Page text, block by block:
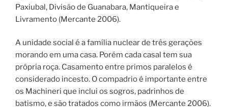
Paxiubal, Divisão de Guanabara, Mantiqueira e
Livramento (Mercante 2006).
A unidade social é a família nuclear de três gerações
morando em uma casa. Porém cada casal tem sua
própria roça. Casamento entre primos paralelos é
considerado incesto. O compadrio é importante entre
os Machineri que inclui os sogros, padrinhos de
batismo, e são tratados como irmãos (Mercante 2006).